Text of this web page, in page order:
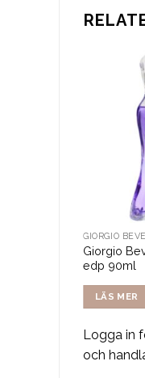
GIORGIO
Giorgio
edp 90ml
LÄS MER
Logga in
och